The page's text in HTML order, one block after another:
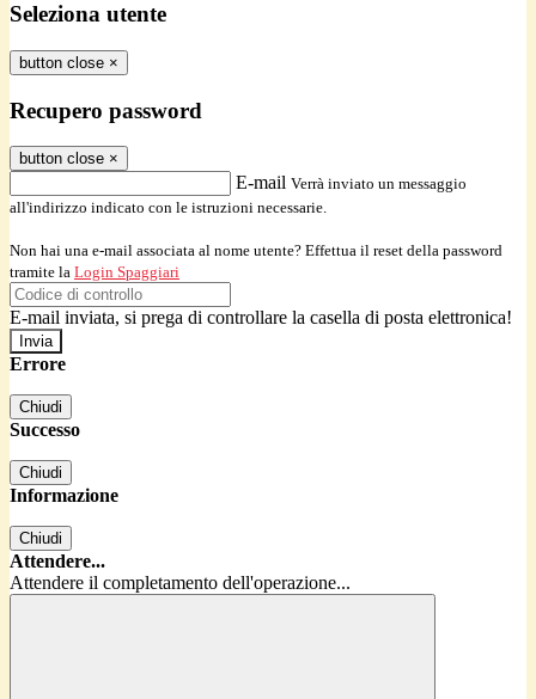
Seleziona utente
button close ×
Recupero password
button close ×
E-mail Verrà inviato un messaggio
all'indirizzo indicato con le istruzioni necessarie.
Non hai una e-mail associata al nome utente? Effettua il reset della password
tramite la Login Spaggiari
E-mail inviata, si prega di controllare la casella di posta elettronica!
Errore
Chiudi
Successo
Chiudi
Informazione
Chiudi
Attendere...
Attendere il completamento dell'operazione...